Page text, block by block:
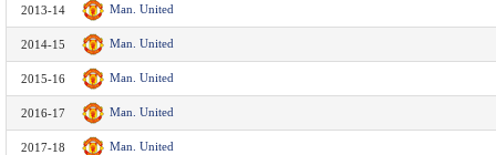
2013-14 Man. United
2014-15 Man. United
2015-16 Man. United
2016-17 Man. United
2017-18 Man. United